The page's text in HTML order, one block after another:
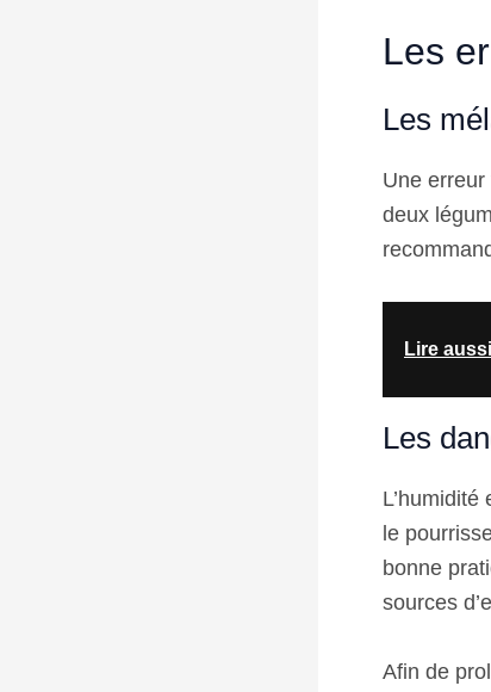
Les
Les
Une
deux
Lire
Les
le
bonne
sources
Afin de